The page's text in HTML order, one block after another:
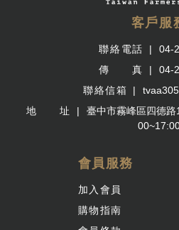
客戶服
聯絡電話
04-
傳 真
04-
聯絡信箱
地 址
臺中市霧峰區四德路
會員服務
加入會員
購物指南